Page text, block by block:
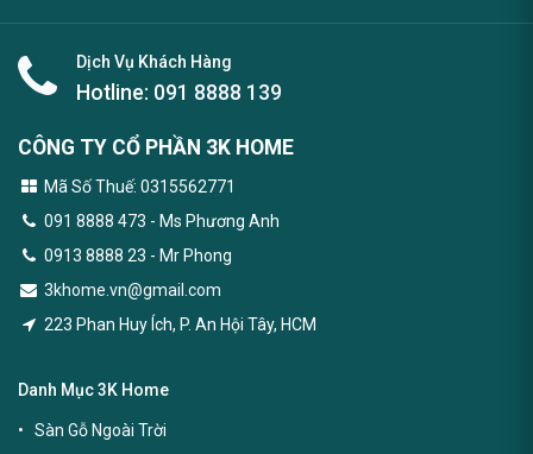
Dịch Vụ Khách Hàng
Hotline: 091 8888 139
CÔNG TY CỔ PHẦN 3K HOME
Mã Số Thuế: 0315562771
091 8888 473 - Ms Phương Anh
0913 8888 23 - Mr Phong
3khome.vn@gmail.com
223 Phan Huy Ích, P. An Hội Tây, HCM
Danh Mục 3K Home
Sàn Gỗ Ngoài Trời